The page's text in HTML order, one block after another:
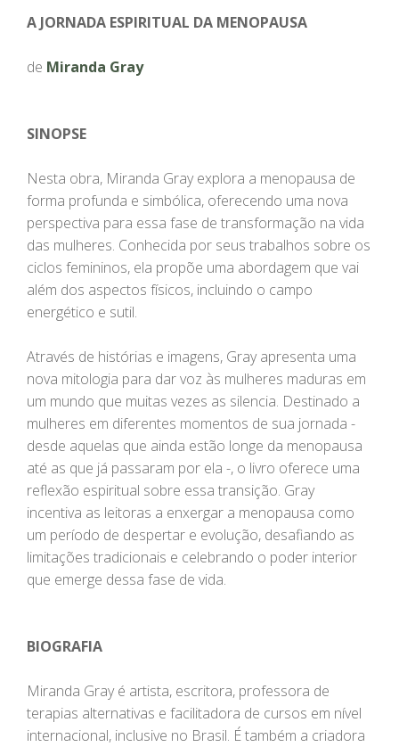
A JORNADA ESPIRITUAL DA MENOPAUSA
de Miranda Gray
SINOPSE
Nesta obra, Miranda Gray explora a menopausa de
forma profunda e simbólica, oferecendo uma nova
perspectiva para essa fase de transformação na vida
das mulheres. Conhecida por seus trabalhos sobre os
ciclos femininos, ela propõe uma abordagem que vai
além dos aspectos físicos, incluindo o campo
energético e sutil.
Através de histórias e imagens, Gray apresenta uma
nova mitologia para dar voz às mulheres maduras em
um mundo que muitas vezes as silencia. Destinado a
mulheres em diferentes momentos de sua jornada -
desde aquelas que ainda estão longe da menopausa
até as que já passaram por ela -, o livro oferece uma
reflexão espiritual sobre essa transição. Gray
incentiva as leitoras a enxergar a menopausa como
um período de despertar e evolução, desafiando as
limitações tradicionais e celebrando o poder interior
que emerge dessa fase de vida.
BIOGRAFIA
Miranda Gray é artista, escritora, professora de
terapias alternativas e facilitadora de cursos em nível
internacional, inclusive no Brasil. É também a criadora